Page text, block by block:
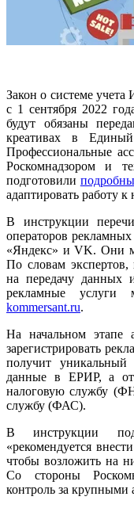
Закон о системе
с 1 сентября 2022
будут обязаны
креативах в
Профессиональные
Роскомнадзором и
подготовили
адаптировать работу
В инструкции
операторов
«Яндекс» и VK. Они
По словам экспертов,
на передачу данных
рекламные
kommersant.ru.
На начальном этапе
зарегистрировать
получит
данные в ЕРИР, а
налоговую службу
службу (ФАС).
В инструкции
«рекомендуется
чтобы возложить на
Со стороны
контроль за крупными